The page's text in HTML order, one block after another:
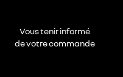
Vous tenir informé
de votre commande